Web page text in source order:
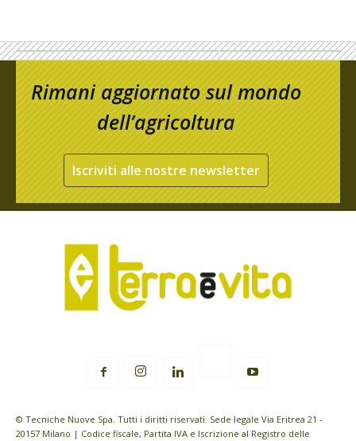
Rimani aggiornato sul mondo
dell’agricoltura
Iscriviti alle nostre newsletter
© Tecniche Nuove Spa. Tutti i diritti riservati. Sede legale Via Eritrea 21 -
20157 Milano | Codice fiscale, Partita IVA e Iscrizione al Registro delle